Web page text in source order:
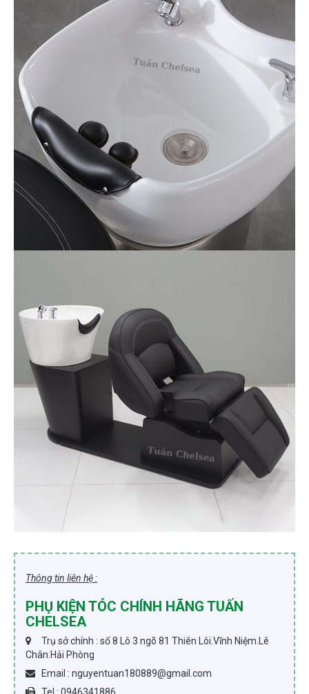
Thông tin liên hệ :
PHỤ KIỆN TÓC CHÍNH HÃNG TUẤN
CHELSEA
Trụ sở chính : số 8 Lô 3 ngõ 81 Thiên Lôi.Vĩnh Niệm.Lê
Chân.Hải Phòng
Email : nguyentuan180889@gmail.com